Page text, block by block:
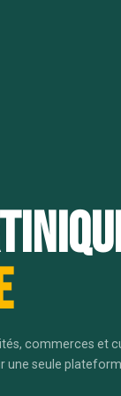
commerces et
une seule